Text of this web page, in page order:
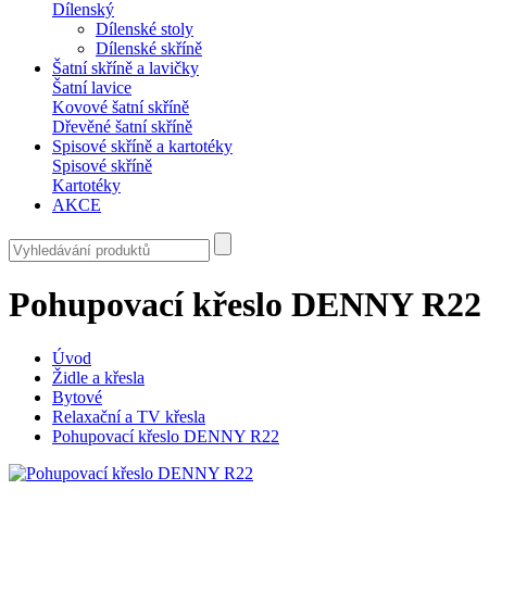
Dílenský
Dílenské stoly
Dílenské skříně
Šatní skříně a lavičky
Šatní lavice
Kovové šatní skříně
Dřevěné šatní skříně
Spisové skříně a kartotéky
Spisové skříně
Kartotéky
AKCE
Pohupovací křeslo DENNY R22
Úvod
Židle a křesla
Bytové
Relaxační a TV křesla
Pohupovací křeslo DENNY R22